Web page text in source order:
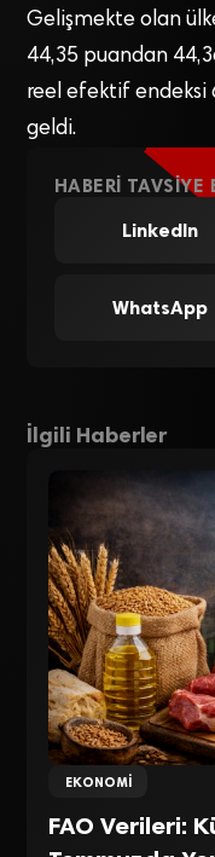
Gelişmekte olan
44,35 puandan
reel efektif endeksi
geldi.
HABERI TAVSIYE
LinkedIn
WhatsApp
İlgili Haberler
EKONOMI
FAO Verileri: